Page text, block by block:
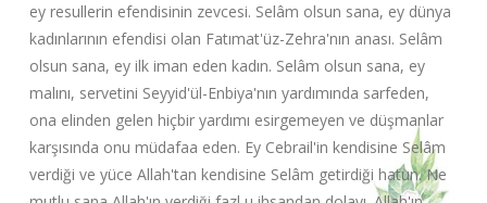
ey resullerin efendisinin zevcesi. Selâm olsun sana, ey dünya
kadınlarının efendisi olan Fatımat'üz-Zehra'nın anası. Selâm
olsun sana, ey ilk iman eden kadın. Selâm olsun sana, ey
malını, servetini Seyyid'ül-Enbiya'nın yardımında sarfeden,
ona elinden gelen hiçbir yardımı esirgemeyen ve düşmanlar
karşısında onu müdafaa eden. Ey Cebrail'in kendisine Selâm
verdiği ve yüce Allah'tan kendisine Selâm getirdiği hatun. Ne